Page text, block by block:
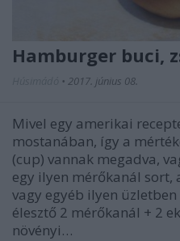
Hamburger buci,
• 2017. június 08.
Mivel egy amerikai
mostanában, így a
(cup) vannak megadva,
egy ilyen mérőkanál
vagy egyéb ilyen
élesztő 2 mérőkanál + 2
növényi…